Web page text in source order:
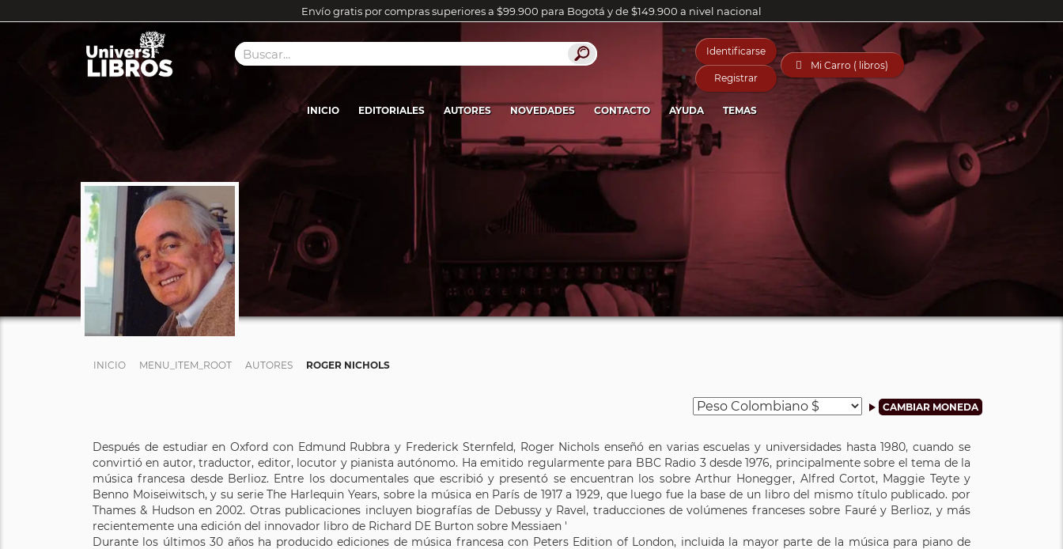
Envío gratis por compras superiores a $99.900 para Bogotá y de $149.900 a nivel nacional
Identificarse
Registrar
 Mi Carro ( libros)
INICIO EDITORIALES AUTORES NOVEDADES CONTACTO AYUDA TEMAS
INICIO MENU_ITEM_ROOT AUTORES ROGER NICHOLS
Después de estudiar en Oxford con Edmund Rubbra y Frederick Sternfeld, Roger Nichols enseñó en varias escuelas y universidades hasta 1980, cuando se
convirtió en autor, traductor, editor, locutor y pianista autónomo. Ha emitido regularmente para BBC Radio 3 desde 1976, principalmente sobre el tema de la
música francesa desde Berlioz. Entre los documentales que escribió y presentó se encuentran los sobre Arthur Honegger, Alfred Cortot, Maggie Teyte y
Benno Moiseiwitsch, y su serie The Harlequin Years, sobre la música en París de 1917 a 1929, que luego fue la base de un libro del mismo título publicado. por
Thames & Hudson en 2002. Otras publicaciones incluyen biografías de Debussy y Ravel, traducciones de volúmenes franceses sobre Fauré y Berlioz, y más
recientemente una edición del innovador libro de Richard DE Burton sobre Messiaen '
Durante los últimos 30 años ha producido ediciones de música francesa con Peters Edition of London, incluida la mayor parte de la música para piano de